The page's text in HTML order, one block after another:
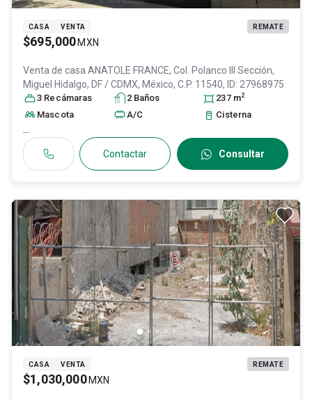
CASA VENTA REMATE
$695,000 MXN
Venta de casa ANATOLE FRANCE, Col. Polanco III Sección,
Miguel Hidalgo, DF / CDMX, México, C.P. 11540, ID: 27968975
3 Recámaras 2 Baños 237 m2
Mascota A/C Cisterna
...
Contactar Consultar
CASA VENTA REMATE
$1,030,000 MXN